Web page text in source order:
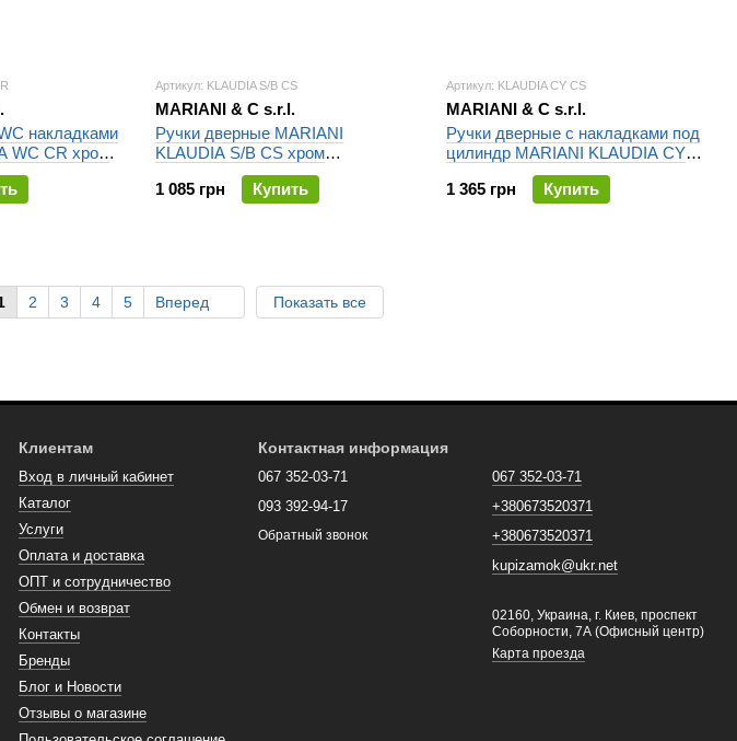
накладками
WC CR хром
Артикул: KLAUDIA S/B CS
MARIANI & C s.r.l.
Ручки дверные MARIANI
KLAUDIA S/B CS хром
полированный
1 085 грн
Купить
Артикул: KLAUDIA CY CS
MARIANI & C s.r.l.
Ручки дверные с накладками под
цилиндр MARIANI KLAUDIA CY
CS хром матовый
1 365 грн
Купить
2 3 4 5 Вперед Показать все
Клиентам
Вход в личный кабинет
Каталог
Услуги
Оплата и доставка
ОПТ и сотрудничество
Обмен и возврат
Контакты
Бренды
Блог и Новости
Отзывы о магазине
Контактная информация
067 352-03-71
093 392-94-17
Обратный звонок
067 352-03-71
+380673520371
+380673520371
kupizamok@ukr.net
02160, Украина, г. Киев, проспект
Соборности, 7А (Офисный центр)
Карта проезда